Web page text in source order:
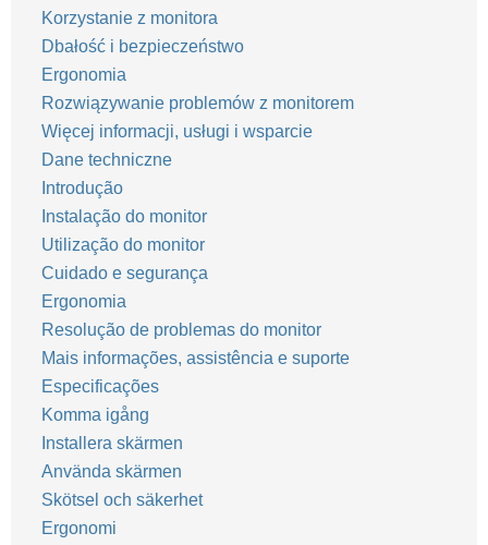
Korzystanie z monitora
Dbałość i bezpieczeństwo
Ergonomia
Rozwiązywanie problemów z monitorem
Więcej informacji, usługi i wsparcie
Dane techniczne
Introdução
Instalação do monitor
Utilização do monitor
Cuidado e segurança
Ergonomia
Resolução de problemas do monitor
Mais informações, assistência e suporte
Especificações
Komma igång
Installera skärmen
Använda skärmen
Skötsel och säkerhet
Ergonomi